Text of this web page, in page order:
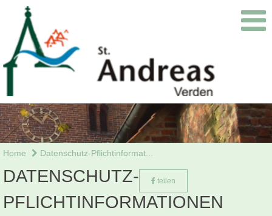
Home Datenschutz-Pflichtinformat...
DATENSCHUTZ-
PFLICHTINFORMATIONEN
teilen